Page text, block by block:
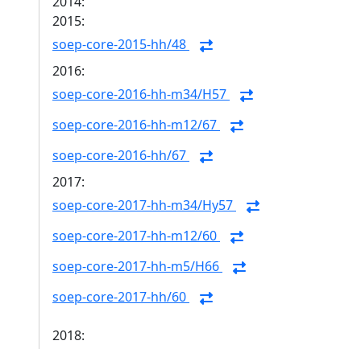
2015:
soep-core-2015-hh/48
2016:
soep-core-2016-hh-m34/H57
soep-core-2016-hh-m12/67
soep-core-2016-hh/67
2017:
soep-core-2017-hh-m34/Hy57
soep-core-2017-hh-m12/60
soep-core-2017-hh-m5/H66
soep-core-2017-hh/60
2018: